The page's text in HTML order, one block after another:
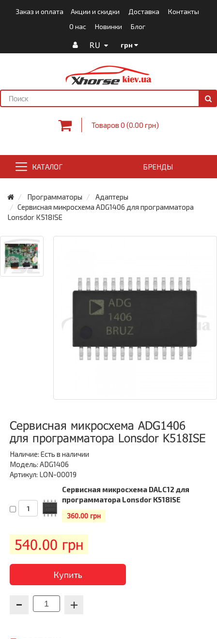
Заказ и оплата Акции и скидки Доставка
Контакты
О нас
Новинки Блог
RU грн
Товаров 0 (0.00 грн)
КАТАЛОГ БРЕНДЫ
Программаторы
Адаптеры
Сервисная микросхема ADG1406 для программатора
Lonsdor K518ISE
Сервисная микросхема ADG1406
для программатора Lonsdor K518ISE
Наличие: Есть в наличии
Модель: ADG1406
Артикул: LON-00019
Сервисная микросхема DALC12 для
программатора Lonsdor K518ISE
360.00 грн
540.00 грн
Купить